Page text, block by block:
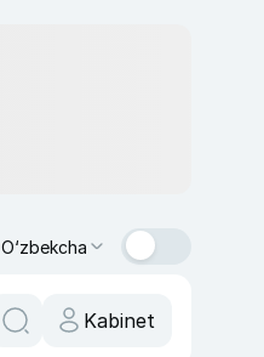
O‘zbekcha
Kabinet